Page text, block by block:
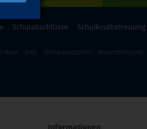
Schulabschlüsse Schulkindbetreuung
TEAM JOBS ÖFFNUNGSZEITEN BENUTZERPROFIL
Informationen